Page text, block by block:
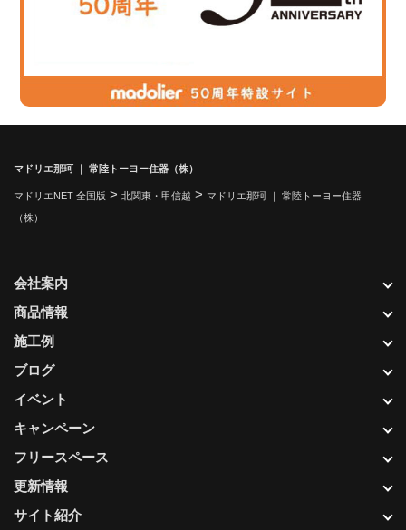
マドリエ那珂 ｜ 常陸トーヨー住器（株）
マドリエNET 全国版 > 北関東・甲信越 > マドリエ那珂 ｜ 常陸トーヨー住器
（株）
更新情報
サイト紹介
会社案内
商品情報
施工例
ブログ
イベント
キャンペーン
フリースペース